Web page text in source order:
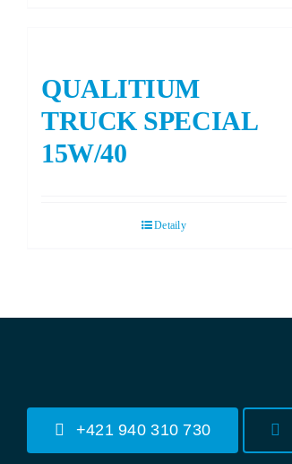
QUALITIUM
TRUCK SPECIAL
15W/40
Detaily
+421 940 310 730